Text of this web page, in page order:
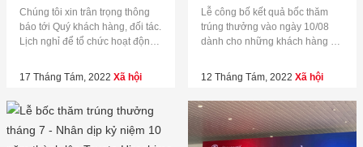
Chúng tôi xin trân trọng thông
báo tới Quý khách hàng, đối tác.
Lịch nghỉ để tổ chức hoạt động
nghỉ: Bắt đầu từ 12h Ngày
20/08/2022 đến hết ngày
lại bình thường từ 7h30 sáng
thứ Ba (Ngày 23/08/2022) Trong
thời gian […]
17 Tháng Tám, 2022 Xã hội
Lễ công bố kết quả bốc thăm
trúng thưởng vào ngày 10/08
dành cho những khách hàng đã
7 Chúc mừng 3 khách hàng
may mắn của tháng đã trúng
thưởng nồi cơm điện cao tần
COEX. Những Lá phiếu may
mắn khi bốc sẽ được livestream
để […]
12 Tháng Tám, 2022 Xã hội